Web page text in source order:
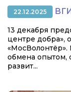
22.12.2025
13 декабря
центре добра»,
обмена опытом,
развит...